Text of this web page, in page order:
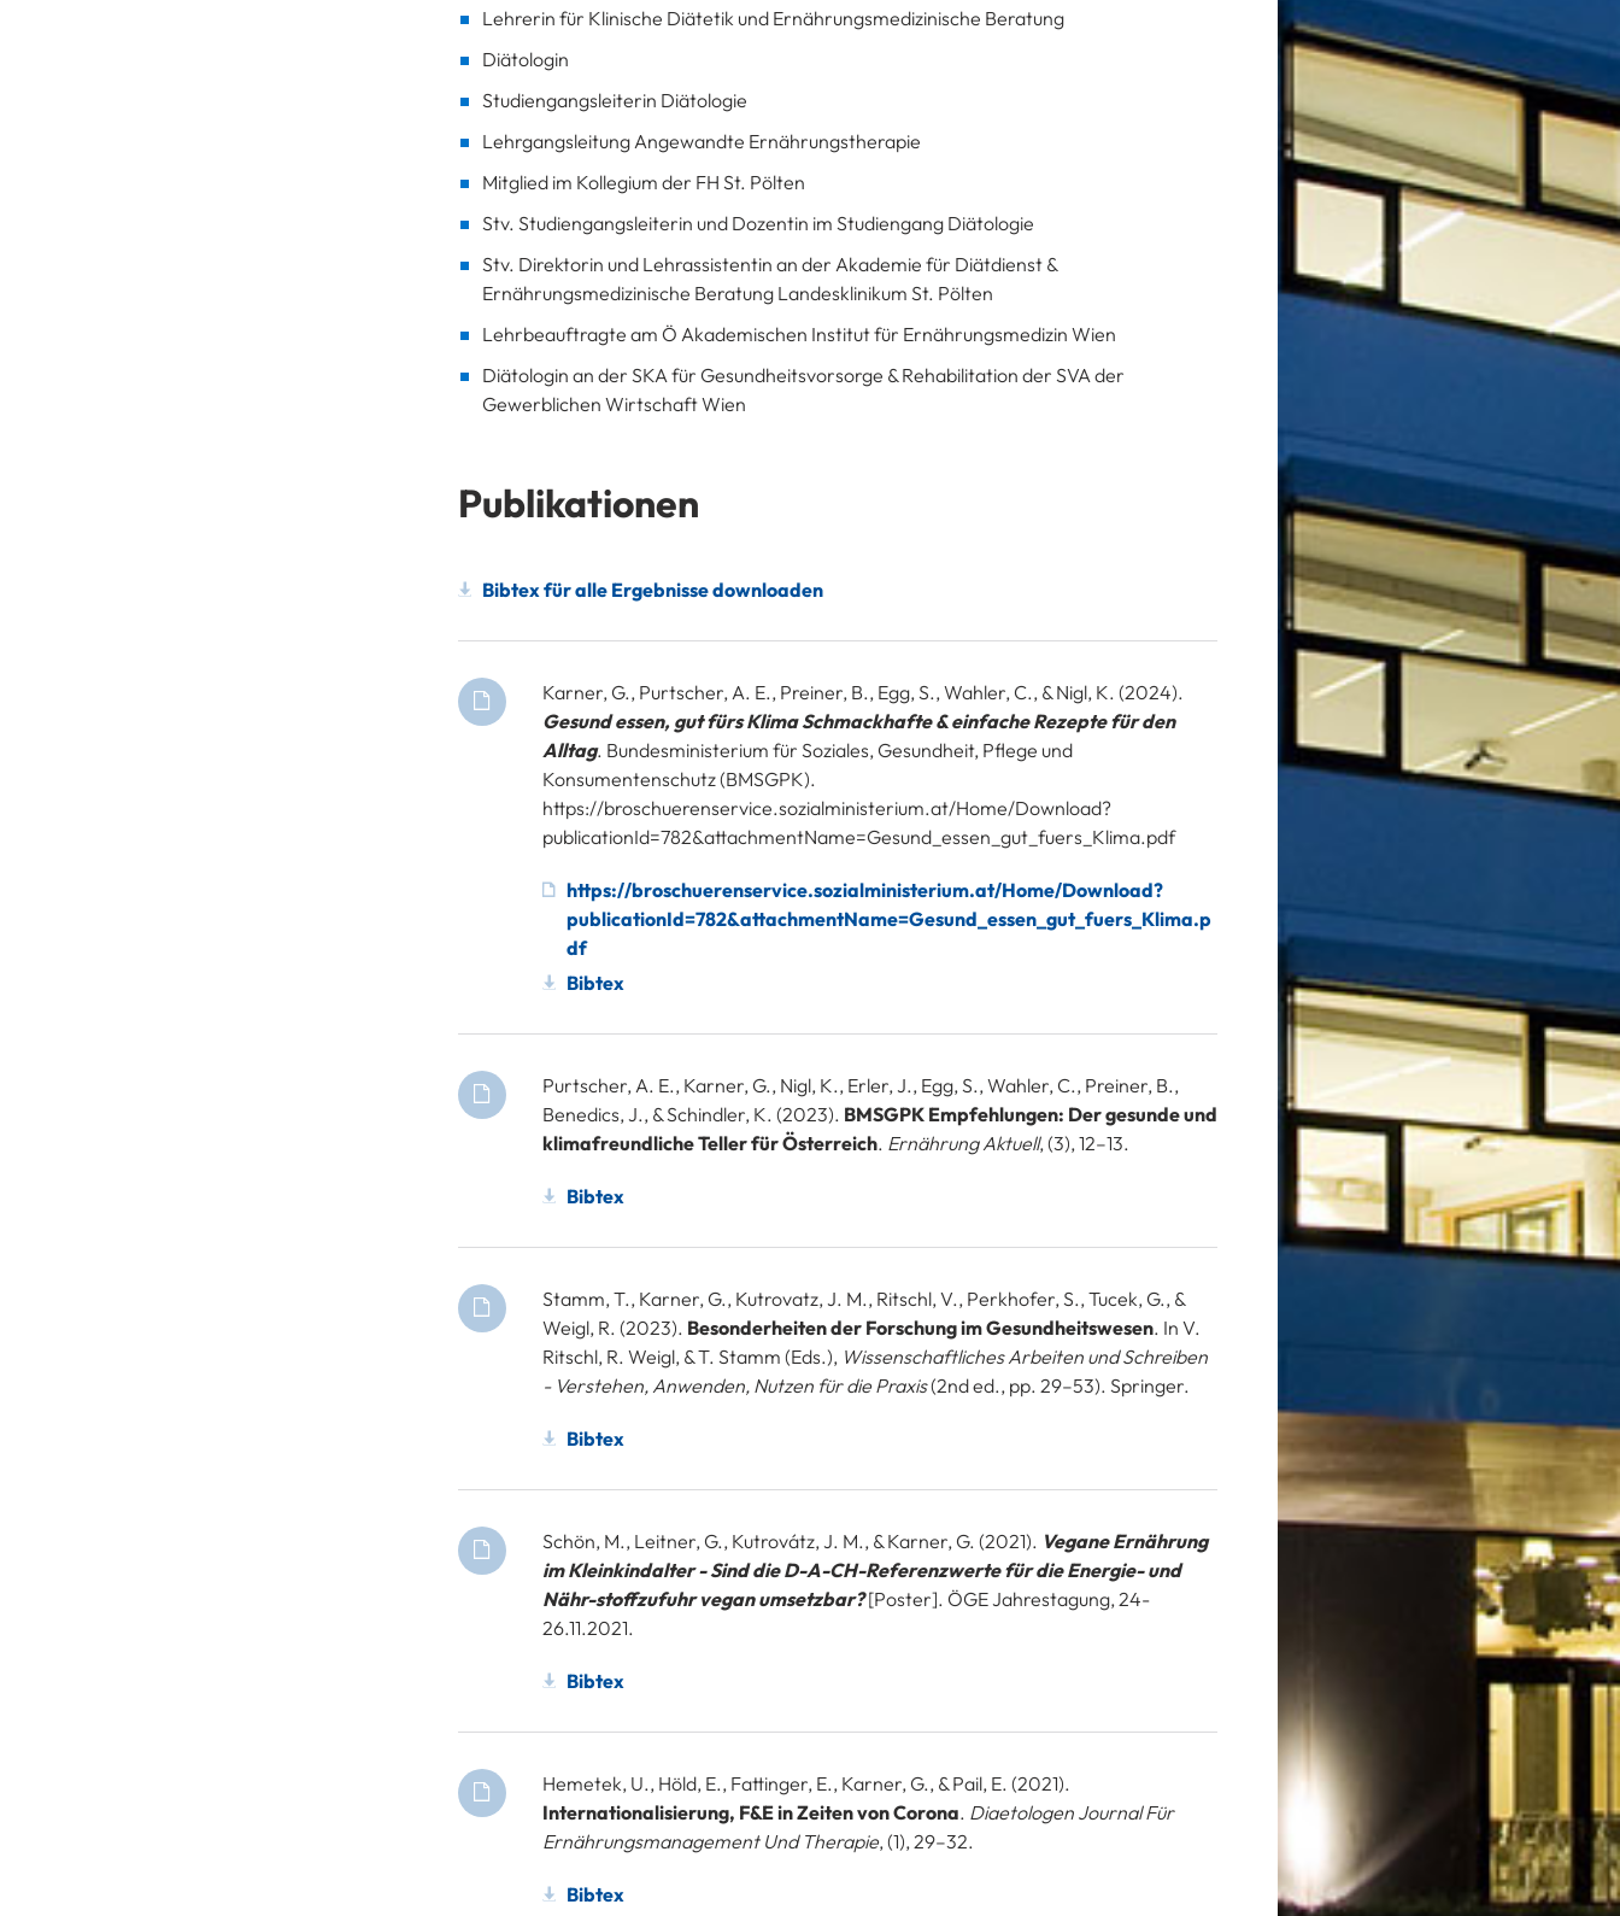
Lehrerin für Klinische Diätetik und Ernährungsmedizinische Beratung
Diätologin
Studiengangsleiterin Diätologie
Lehrgangsleitung Angewandte Ernährungstherapie
Mitglied im Kollegium der FH St. Pölten
Stv. Studiengangsleiterin und Dozentin im Studiengang Diätologie
Stv. Direktorin und Lehrassistentin an der Akademie für Diätdienst &
Ernährungsmedizinische Beratung Landesklinikum St. Pölten
Lehrbeauftragte am Ö Akademischen Institut für Ernährungsmedizin Wien
Diätologin an der SKA für Gesundheitsvorsorge & Rehabilitation der SVA der
Gewerblichen Wirtschaft Wien
Publikationen
Bibtex für alle Ergebnisse downloaden
Karner, G., Purtscher, A. E., Preiner, B., Egg, S., Wahler, C., & Nigl, K. (2024).
Gesund essen, gut fürs Klima Schmackhafte & einfache Rezepte für den
Alltag. Bundesministerium für Soziales, Gesundheit, Pflege und
Konsumentenschutz (BMSGPK).
https://broschuerenservice.sozialministerium.at/Home/Download?
publicationId=782&attachmentName=Gesund_essen_gut_fuers_Klima.pdf
https://broschuerenservice.sozialministerium.at/Home/Download?
publicationId=782&attachmentName=Gesund_essen_gut_fuers_Klima.p
df
Bibtex
Purtscher, A. E., Karner, G., Nigl, K., Erler, J., Egg, S., Wahler, C., Preiner, B.,
Benedics, J., & Schindler, K. (2023). BMSGPK Empfehlungen: Der gesunde und
klimafreundliche Teller für Österreich. Ernährung Aktuell, (3), 12–13.
Bibtex
Stamm, T., Karner, G., Kutrovatz, J. M., Ritschl, V., Perkhofer, S., Tucek, G., &
Weigl, R. (2023). Besonderheiten der Forschung im Gesundheitswesen. In V.
Ritschl, R. Weigl, & T. Stamm (Eds.), Wissenschaftliches Arbeiten und Schreiben
- Verstehen, Anwenden, Nutzen für die Praxis(2nd ed., pp. 29–53). Springer.
Bibtex
Schön, M., Leitner, G., Kutrovátz, J. M., & Karner, G. (2021). Vegane Ernährung
im Kleinkindalter - Sind die D-A-CH-Referenzwerte für die Energie- und
Nähr-stoffzufuhr vegan umsetzbar?[Poster]. ÖGE Jahrestagung, 24-
26.11.2021.
Bibtex
Hemetek, U., Höld, E., Fattinger, E., Karner, G., & Pail, E. (2021).
Internationalisierung, F&E in Zeiten von Corona. Diaetologen Journal Für
Ernährungsmanagement Und Therapie, (1), 29–32.
Bibtex